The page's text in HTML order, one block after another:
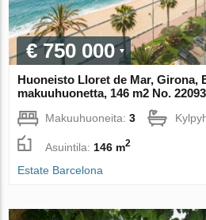
€ 750 000
Huoneisto Lloret de Mar, Girona,
makuuhuonetta, 146 m2 No. 22093
Makuuhuoneita:3
Asuintila: 146 m2
Estate Barcelona